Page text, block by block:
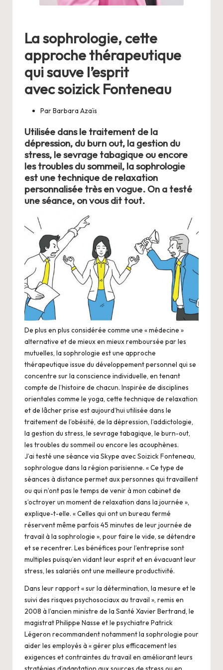
La sophrologie, cette
approche thérapeutique
qui sauve l’esprit
avec soizick Fonteneau
ParBarbara Azaïs
Utilisée dans le traitement de la
dépression, du burn out, la gestion du
stress, le sevrage tabagique ou encore
les troubles du sommeil, la sophrologie
est une technique de relaxation
personnalisée très en vogue. On a testé
une séance, on vous dit tout.
De plus en plus considérée comme une « médecine »
alternative et de mieux en mieux remboursée par les
mutuelles, la sophrologie est une approche
thérapeutique issue du développement personnel qui se
concentre sur la conscience individuelle, en tenant
compte de l’histoire de chacun. Inspirée de disciplines
orientales comme le yoga, cette technique de relaxation
et de lâcher prise est aujourd’hui utilisée dans le
traitement de l’obésité, de la dépression, l’addictologie,
la gestion du stress, le sevrage tabagique, le burn-out,
les troubles du sommeil ou encore les acouphènes.
J’ai testé une séance via Skype avecSoizick Fonteneau,
sophrologue dans la région parisienne. « Ce type de
séances à distance permet aux personnes qui travaillent
ou qui n’ont pas le temps de venir à mon cabinet de
s’octroyer un moment de relaxation dans la journée »,
explique-t-elle. « Celles qui ont un bureau fermé
réservent même parfois 45 minutes de leur journée de
travail à la sophrologie », pour faire le vide, se détendre
et se recentrer. Les bénéfices pour l’entreprise sont
multiples puisqu’en vidant leur esprit et en évacuant leur
stress, les salariés ont une meilleure productivité.
Dans leurrapport« sur la détermination, la mesure et le
suivi des risques psychosociaux au travail », remis en
2008 à l’ancien ministre de la Santé Xavier Bertrand, le
magistrat Philippe Nasse et le psychiatre Patrick
Légeron recommandent notamment la sophrologie pour
aider les employés à « gérer plus efficacement les
exigences et contraintes du travail en améliorant leurs